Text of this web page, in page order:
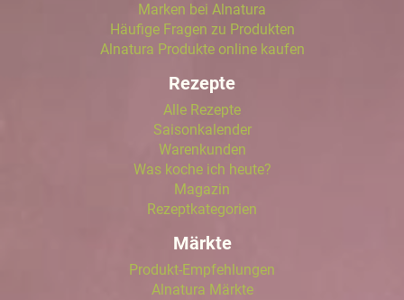
Marken bei Alnatura
Häufige Fragen zu Produkten
Alnatura Produkte online kaufen
Rezepte
Alle Rezepte
Saisonkalender
Warenkunden
Was koche ich heute?
Magazin
Rezeptkategorien
Märkte
Produkt-Empfehlungen
Alnatura Märkte